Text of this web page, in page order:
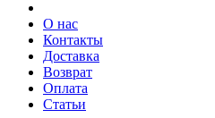
О нас
Контакты
Доставка
Возврат
Оплата
Статьи